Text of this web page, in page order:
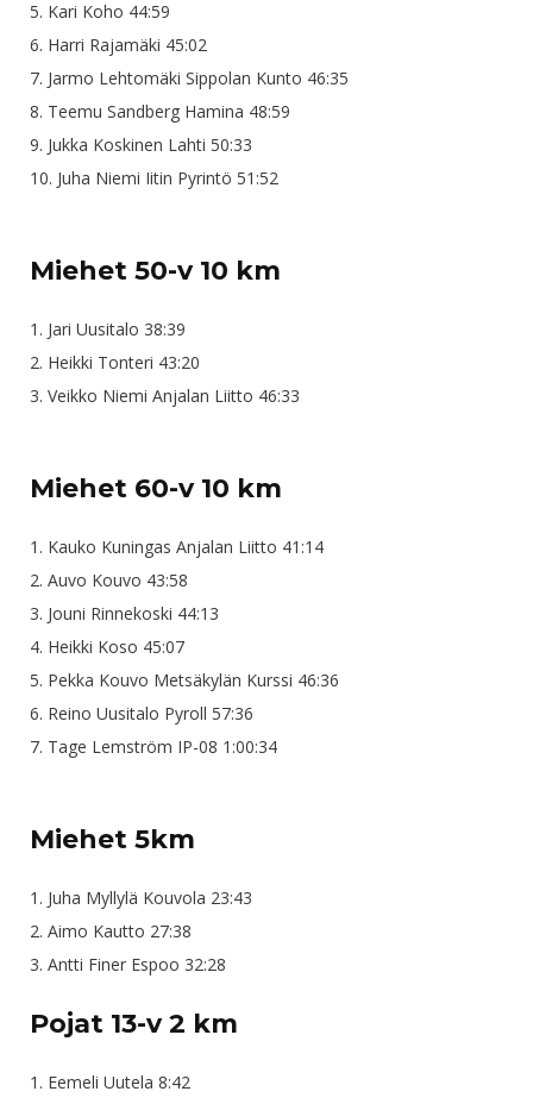
5. Kari Koho 44:59
6. Harri Rajamäki 45:02
7. Jarmo Lehtomäki Sippolan Kunto 46:35
8. Teemu Sandberg Hamina 48:59
9. Jukka Koskinen Lahti 50:33
10. Juha Niemi Iitin Pyrintö 51:52
Miehet 50-v 10 km
1. Jari Uusitalo 38:39
2. Heikki Tonteri 43:20
3. Veikko Niemi Anjalan Liitto 46:33
Miehet 60-v 10 km
1. Kauko Kuningas Anjalan Liitto 41:14
2. Auvo Kouvo 43:58
3. Jouni Rinnekoski 44:13
4. Heikki Koso 45:07
5. Pekka Kouvo Metsäkylän Kurssi 46:36
6. Reino Uusitalo Pyroll 57:36
7. Tage Lemström IP-08 1:00:34
Miehet 5km
1. Juha Myllylä Kouvola 23:43
2. Aimo Kautto 27:38
3. Antti Finer Espoo 32:28
Pojat 13-v 2 km
1. Eemeli Uutela 8:42